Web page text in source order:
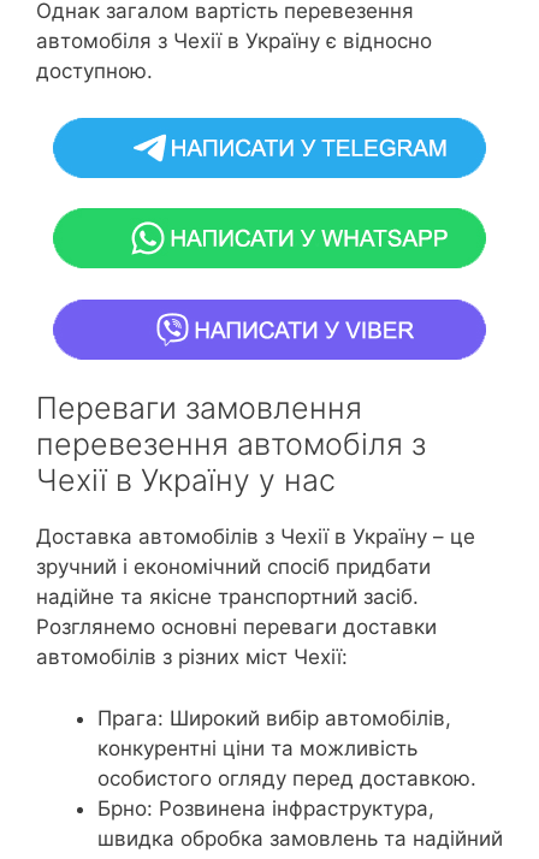
Однак загалом вартість перевезення
автомобіля з Чехії в Україну є відносно
доступною.
Переваги замовлення
перевезення автомобіля з
Чехії в Україну у нас
Доставка автомобілів з Чехії в Україну – це
зручний і економічний спосіб придбати
надійне та якісне транспортний засіб.
Розглянемо основні переваги доставки
автомобілів з різних міст Чехії:
Прага: Широкий вибір автомобілів,
конкурентні ціни та можливість
особистого огляду перед доставкою.
Брно: Розвинена інфраструктура,
швидка обробка замовлень та надійний